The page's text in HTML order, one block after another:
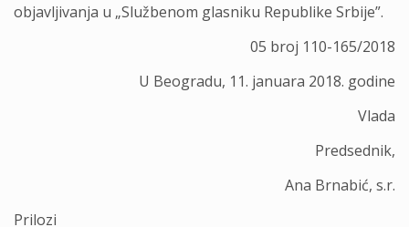
objavlјivanja u „Službenom glasniku Republike Srbije”.
05 broj 110-165/2018
U Beogradu, 11. januara 2018. godine
Vlada
Predsednik,
Ana Brnabić, s.r.
Prilozi